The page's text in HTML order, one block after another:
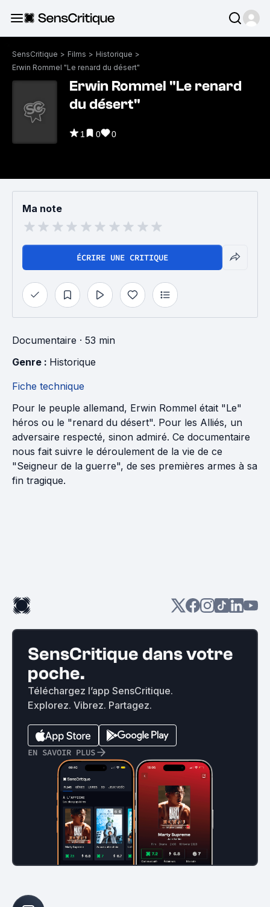
SensCritique > Films > Historique >
Erwin Rommel "Le renard du désert"
Erwin Rommel "Le renard
du désert"
1 0 0
Ma note
ÉCRIRE UNE CRITIQUE
Documentaire · 53 min
Genre : Historique
Fiche technique
Pour le peuple allemand, Erwin Rommel était "Le"
héros ou le "renard du désert". Pour les Alliés, un
adversaire respecté, sinon admiré. Ce documentaire
nous fait suivre le déroulement de la vie de ce
"Seigneur de la guerre", de ses premières armes à sa
fin tragique.
SensCritique dans votre
poche.
Téléchargez l’app SensCritique.
Explorez. Vibrez. Partagez.
EN SAVOIR PLUS